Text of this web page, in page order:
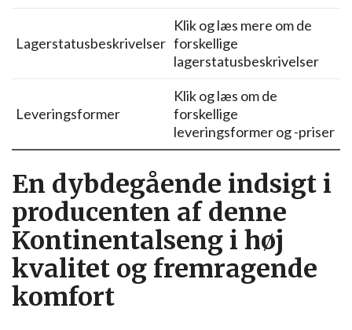
Lagerstatusbeskrivelser
Klik og læs mere om de
forskellige
lagerstatusbeskrivelser
Leveringsformer
Klik og læs om de
forskellige
leveringsformer og -priser
En dybdegående indsigt i
producenten af denne
Kontinentalseng i høj
kvalitet og fremragende
komfort